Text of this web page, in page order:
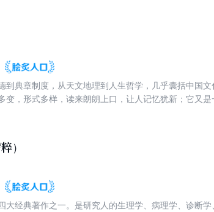
到典章制度，从天文地理到人生哲学，几乎囊括中国
变，形式多样，读来朗朗上口，让人记忆犹新；它又
）
大经典著作之一。是研究人的生理学、病理学、诊断